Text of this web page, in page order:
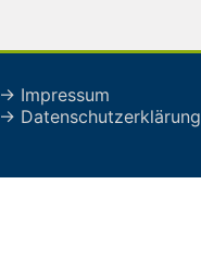
→ Impressum
→ Datenschutzerklärung